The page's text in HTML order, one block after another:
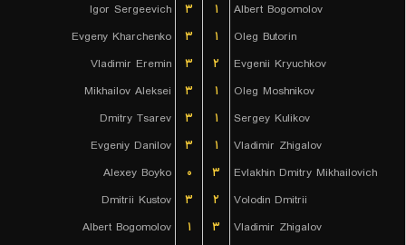
Igor Sergeevich
۳ ۱
Albert Bogomolov
Evgeny Kharchenko
۳ ۱
Oleg Butorin
Vladimir Eremin
۳ ۲
Evgenii Kryuchkov
Mikhailov Aleksei
۳ ۱
Oleg Moshnikov
Dmitry Tsarev
۳ ۱
Sergey Kulikov
Evgeniy Danilov
۳ ۱
Vladimir Zhigalov
Alexey Boyko
۰ ۳
Evlakhin Dmitry Mikhailovich
Dmitrii Kustov
۳ ۲
Volodin Dmitrii
Albert Bogomolov
۱ ۳
Vladimir Zhigalov